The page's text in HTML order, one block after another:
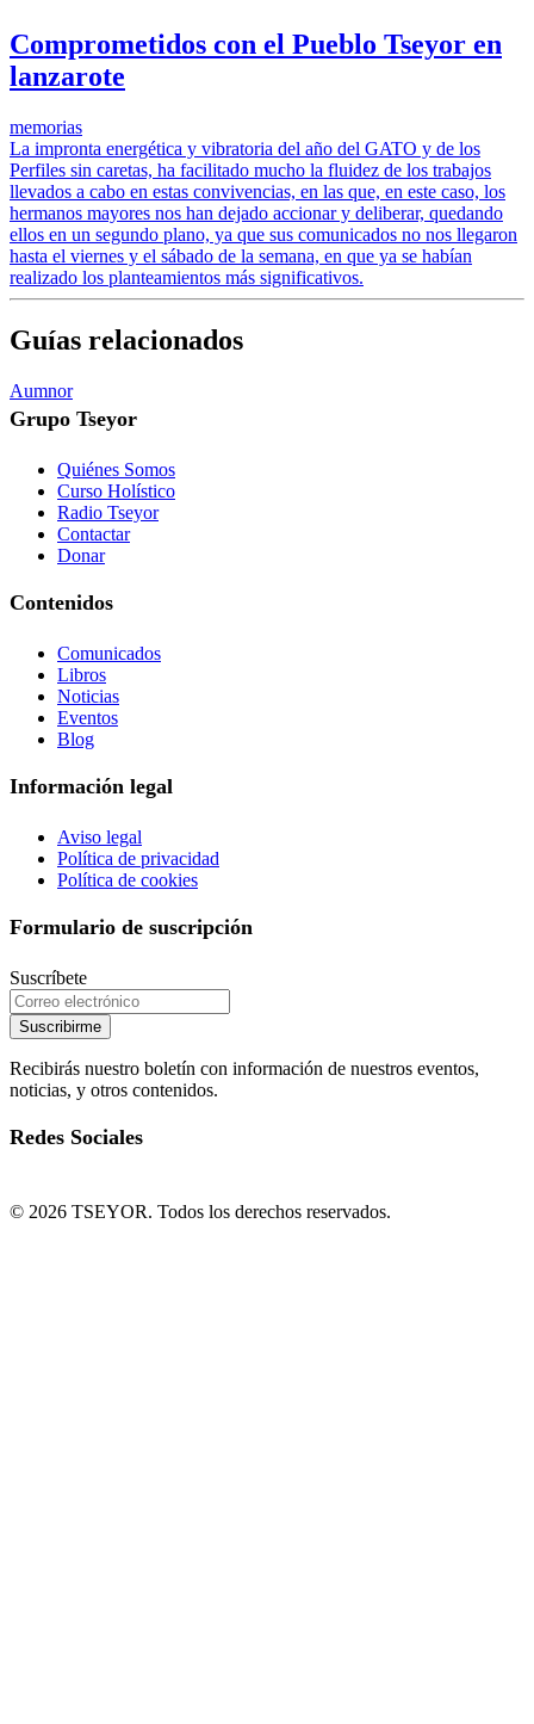
Comprometidos con el Pueblo Tseyor en
lanzarote
memorias
La impronta energética y vibratoria del año del GATO y de los
Perfiles sin caretas, ha facilitado mucho la fluidez de los trabajos
llevados a cabo en estas convivencias, en las que, en este caso, los
hermanos mayores nos han dejado accionar y deliberar, quedando
ellos en un segundo plano, ya que sus comunicados no nos llegaron
hasta el viernes y el sábado de la semana, en que ya se habían
realizado los planteamientos más significativos.
Guías relacionados
Aumnor
Grupo Tseyor
Quiénes Somos
Curso Holístico
Radio Tseyor
Contactar
Donar
Contenidos
Comunicados
Libros
Noticias
Eventos
Blog
Información legal
Aviso legal
Política de privacidad
Política de cookies
Formulario de suscripción
Suscríbete
Suscribirme
Recibirás nuestro boletín con información de nuestros eventos,
noticias, y otros contenidos.
Redes Sociales
© 2026 TSEYOR. Todos los derechos reservados.